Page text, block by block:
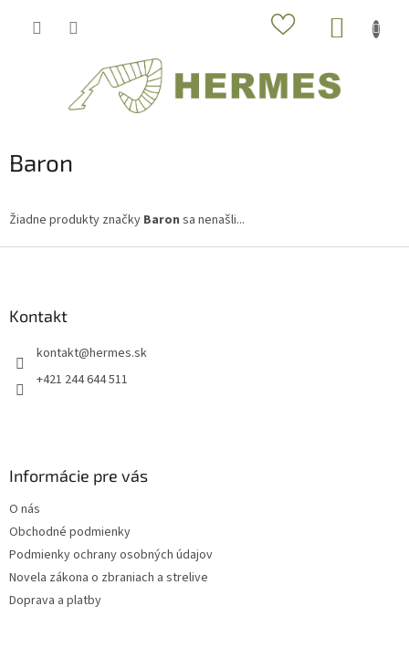
Baron
Žiadne produkty značky Baron sa nenašli...
Kontakt
kontakt@hermes.sk
+421 244 644 511
Informácie pre vás
O nás
Obchodné podmienky
Podmienky ochrany osobných údajov
Novela zákona o zbraniach a strelive
Doprava a platby